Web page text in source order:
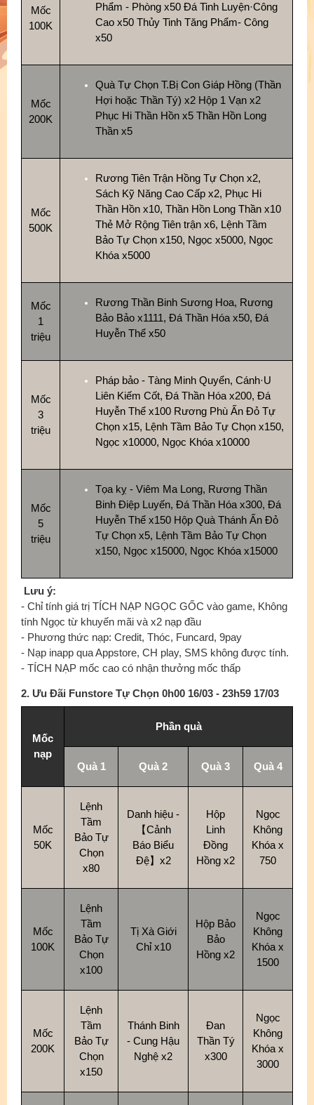
Mốc
100K
Phẩm - Phòng x50 Đá Tinh Luyện·Công
Cao x50 Thủy Tinh Tăng Phẩm- Công
x50
Mốc
200K
Quà Tự Chọn T.Bị Con Giáp Hồng (Thần
Hợi hoặc Thần Tý) x2 Hộp 1 Vạn x2
Phục Hi Thần Hồn x5 Thần Hồn Long
Thần x5
Mốc
500K
Rương Tiên Trận Hồng Tự Chọn x2,
Sách Kỹ Năng Cao Cấp x2, Phục Hi
Thần Hồn x10, Thần Hồn Long Thần x10
Thẻ Mở Rộng Tiên trận x6, Lệnh Tầm
Bảo Tự Chọn x150, Ngọc x5000, Ngọc
Khóa x5000
Mốc
1
triệu
Rương Thần Binh Sương Hoa, Rương
Bảo Bảo x1111, Đá Thần Hóa x50, Đá
Huyễn Thể x50
Mốc
3
triệu
Pháp bảo - Tàng Minh Quyển, Cánh·U
Liên Kiếm Cốt, Đá Thần Hóa x200, Đá
Huyễn Thể x100 Rương Phù Ấn Đỏ Tự
Chọn x15, Lệnh Tầm Bảo Tự Chọn x150,
Ngọc x10000, Ngọc Khóa x10000
Mốc
5
triệu
Tọa kỵ - Viêm Ma Long, Rương Thần
Binh Điệp Luyến, Đá Thần Hóa x300, Đá
Huyễn Thể x150 Hộp Quà Thánh Ấn Đỏ
Tự Chọn x5, Lệnh Tầm Bảo Tự Chọn
x150, Ngọc x15000, Ngọc Khóa x15000
Lưu ý:
- Chỉ tính giá trị TÍCH NẠP NGỌC GỐC vào game, Không
tính Ngọc từ khuyến mãi và x2 nạp đầu
- Phương thức nạp: Credit, Thóc, Funcard, 9pay
- Nạp inapp qua Appstore, CH play, SMS không được tính.
- TÍCH NẠP mốc cao có nhận thưởng mốc thấp
2. Ưu Đãi Funstore Tự Chọn 0h00 16/03 - 23h59 17/03
Mốc
nạp
Phần quà
Quà 1 Quà 2 Quà 3 Quà 4
Mốc
50K
Lệnh
Tầm
Bảo Tự
Chọn
x80
Danh hiệu -
【Cảnh
Báo Biểu
Đệ】x2
Hộp
Linh
Đồng
Hồng x2
Ngọc
Không
Khóa x
750
Mốc
100K
Lệnh
Tầm
Bảo Tự
Chọn
x100
Tị Xà Giới
Chỉ x10
Hộp Bảo
Bảo
Hồng x2
Ngọc
Không
Khóa x
1500
Mốc
200K
Lệnh
Tầm
Bảo Tự
Chọn
x150
Thánh Binh
- Cung Hậu
Nghệ x2
Đan
Thần Tý
x300
Ngọc
Không
Khóa x
3000